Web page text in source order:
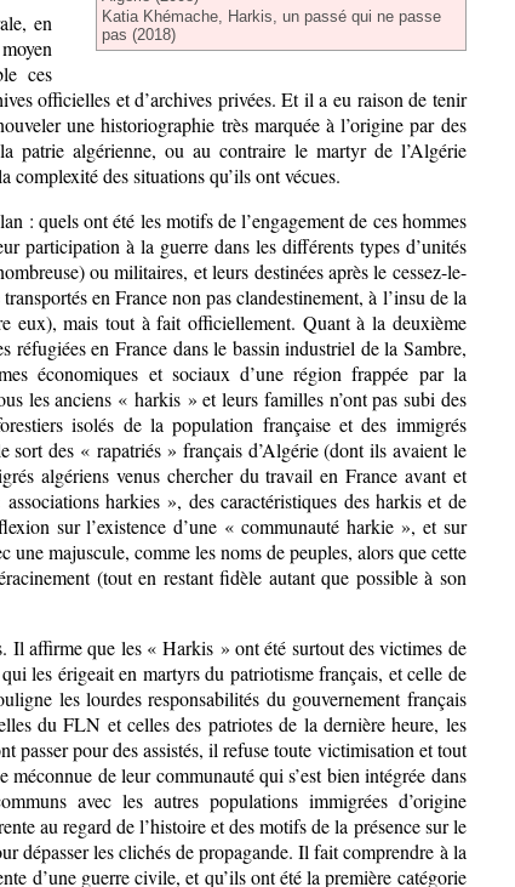
Katia Khémache, Harkis, un passé qui ne passe
pas (2018)
en
ces
officielles et d’archives privées. Et il a eu raison de tenir
une historiographie très marquée à l’origine par des
patrie algérienne, ou au contraire le martyr de l’Algérie
complexité des situations qu’ils ont vécues.
: quels ont été les motifs de l’engagement de ces hommes
participation à la guerre dans les différents types d’unités
ou militaires, et leurs destinées après le cessez-le-
en France non pas clandestinement, à l’insu de la
eux), mais tout à fait officiellement. Quant à la deuxième
réfugiées en France dans le bassin industriel de la Sambre,
économiques et sociaux d’une région frappée par la
les anciens « harkis » et leurs familles n’ont pas subi des
isolés de la population française et des immigrés
sort des « rapatriés » français d’Algérie (dont ils avaient le
algériens venus chercher du travail en France avant et
harkies », des caractéristiques des harkis et de
sur l’existence d’une « communauté harkie », et sur
une majuscule, comme les noms de peuples, alors que cette
(tout en restant fidèle autant que possible à son
Il affirme que les « Harkis » ont été surtout des victimes de
les érigeait en martyrs du patriotisme français, et celle de
les lourdes responsabilités du gouvernement français
du FLN et celles des patriotes de la dernière heure, les
passer pour des assistés, il refuse toute victimisation et tout
de leur communauté qui s’est bien intégrée dans
avec les autres populations immigrées d’origine
au regard de l’histoire et des motifs de la présence sur le
dépasser les clichés de propagande. Il fait comprendre à la
d’une guerre civile, et qu’ils ont été la première catégorie